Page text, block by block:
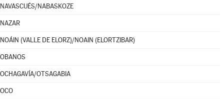
NAVASCUÉS/NABASKOZE
NAZAR
NOÁIN (VALLE DE ELORZ)/NOAIN (ELORTZIBAR)
OBANOS
OCHAGAVÍA/OTSAGABIA
OCO